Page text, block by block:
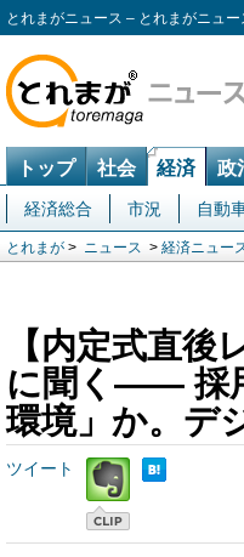
とれまがニュース – とれまがニュー
トップ 社会 経済 政
経済総合 市況 自動
とれまが > ニュース > 経済ニュー
【内定式直
に聞く―― 採
環境」か。デ
ツイート